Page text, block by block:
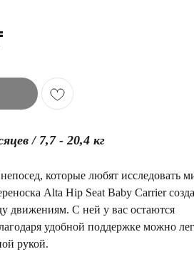
/ 7,7 - 20,4 кг
которые любят исследовать
Alta Hip Seat Baby Carrier
движениям. С ней у вас остаются
удобной поддержке можно
рукой.